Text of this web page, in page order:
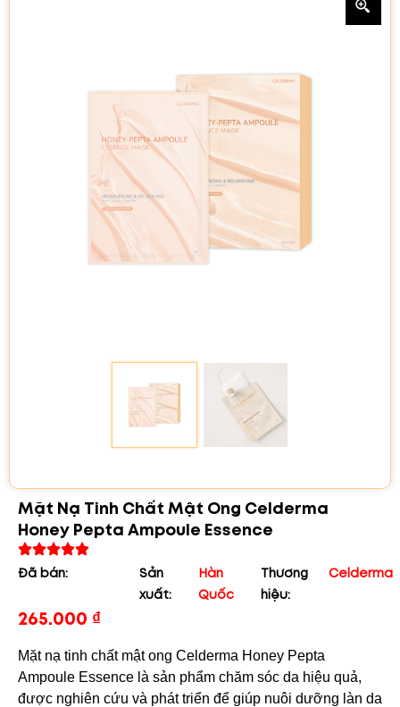
Mặt Nạ Tinh Chất Mật Ong Celderma
Honey Pepta Ampoule Essence
Đã bán:
Sản
xuất:
Hàn
Quốc
Thương
hiệu:
Celderma
265.000 ₫
Mặt nạ tinh chất mật ong Celderma Honey Pepta
Ampoule Essence là sản phẩm chăm sóc da hiệu quả,
được nghiên cứu và phát triển để giúp nuôi dưỡng làn da